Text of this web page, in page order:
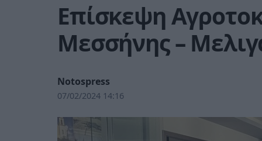
Επίσκεψη
Μεσσήνης –
Notospress
07/02/2024 14:16